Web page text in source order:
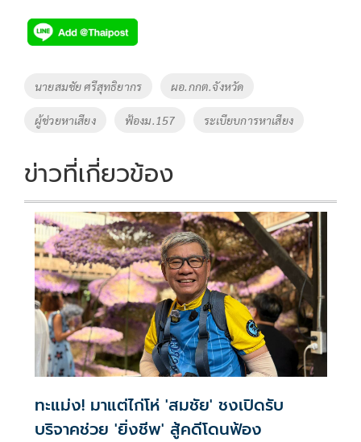
e
b
o
k
tt
er
p
y
Li
n
k
Tags
นายสมชัย ศรีสุทธิยากร ผอ.กกต.จังหวัด
ผู้ช่วยหาเสียง ฟ้องม.157 ระเบียบการหาเสียง
ข่าวที่เกี่ยวข้อง
ทะแม่ง! มาแต่ไก่โห่ 'สมชัย' ชงเปิดรับ
บริจาคช่วย 'ยิ่งชีพ' สู้คดีโดนฟ้อง